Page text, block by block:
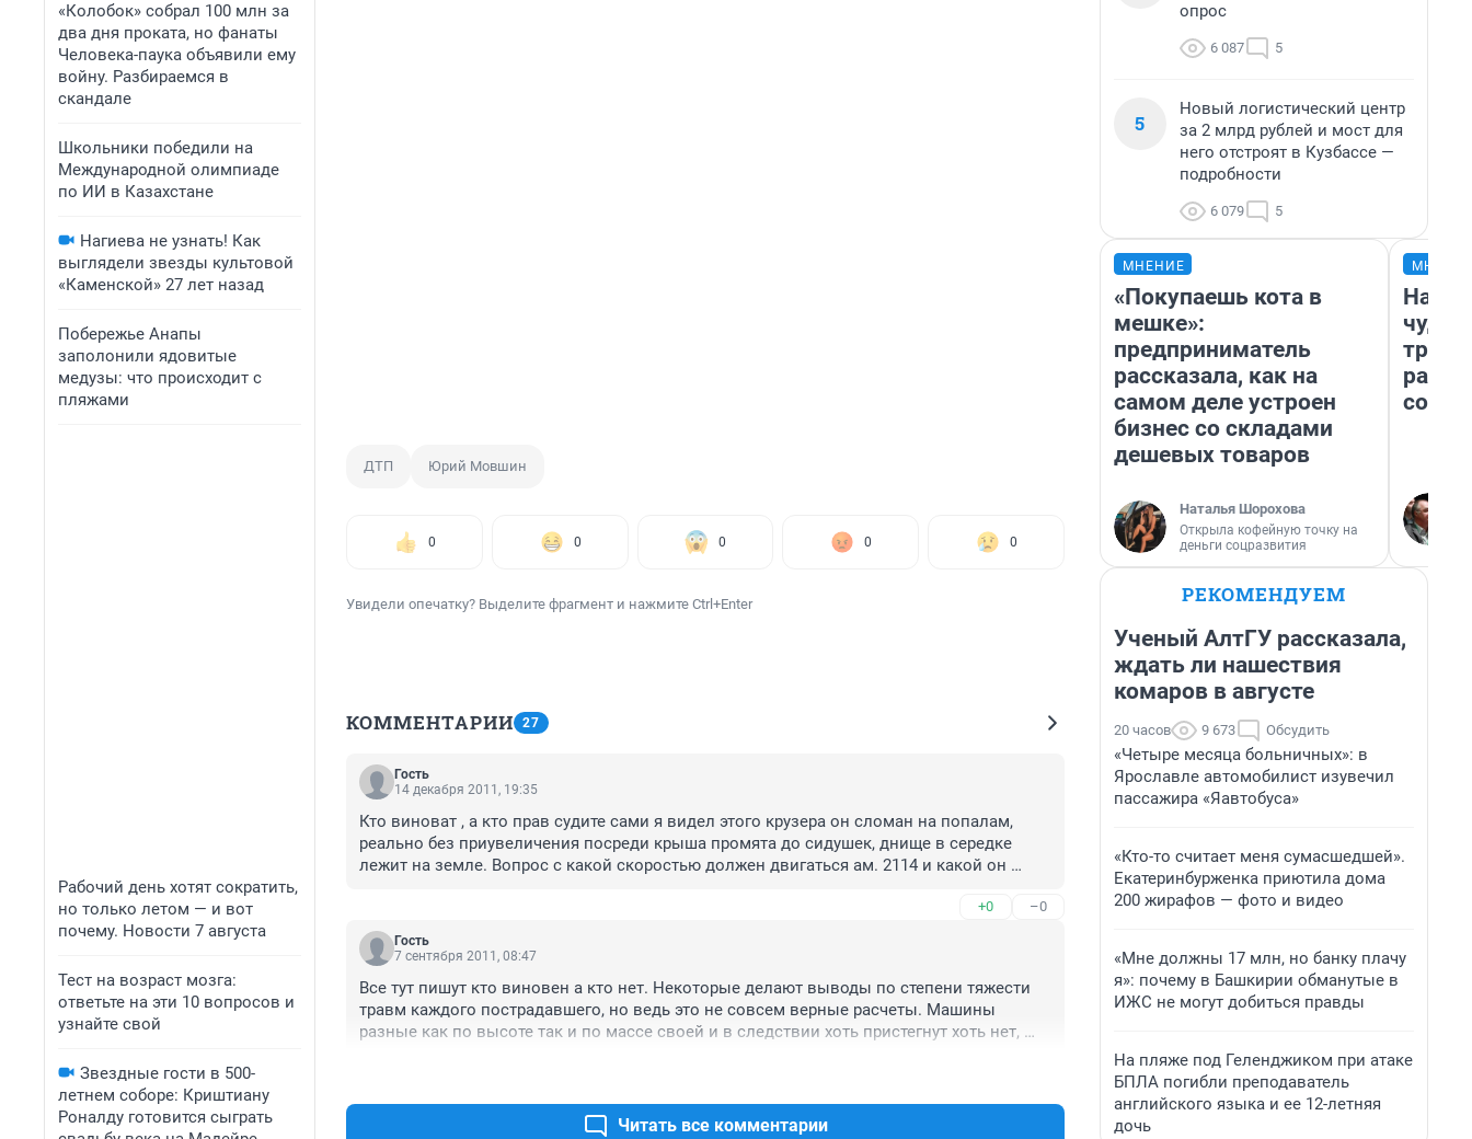
«Колобок» собрал 100 млн за
два дня проката, но фанаты
Человека-паука объявили ему
войну. Разбираемся в
скандале
Школьники победили на
Международной олимпиаде
по ИИ в Казахстане
Нагиева не узнать! Как
выглядели звезды культовой
«Каменской» 27 лет назад
Побережье Анапы
заполонили ядовитые
медузы: что происходит с
пляжами
Рабочий день хотят сократить,
но только летом — и вот
почему. Новости 7 августа
Тест на возраст мозга:
ответьте на эти 10 вопросов и
узнайте свой
Звездные гости в 500-
летнем соборе: Криштиану
Роналду готовится сыграть
ДТП Юрий Мовшин
0 0 0 0 0
Увидели опечатку? Выделите фрагмент и нажмите Ctrl+Enter
КОММЕНТАРИИ 27
Гость
14 декабря 2011, 19:35
Кто виноват , а кто прав судите сами я видел этого крузера он сломан на попалам,
реально без приувеличения посреди крыша промята до сидушек, днище в середке
лежит на земле. Вопрос с какой скоростью должен двигаться ам. 2114 и какой он
+0 –0
Гость
7 сентября 2011, 08:47
Все тут пишут кто виновен а кто нет. Некоторые делают выводы по степени тяжести
травм каждого пострадавшего, но ведь это не совсем верные расчеты. Машины
разные как по высоте так и по массе своей и в следствии хоть пристегнут хоть нет,
виноват Начльник, то в любом случае он виноват по той причине что превысил
Читать все комментарии
опрос
6 087 5
5
Новый логистический центр
за 2 млрд рублей и мост для
него отстроят в Кузбассе —
подробности
6 079 5
МНЕНИЕ
«Покупаешь кота в
мешке»:
предприниматель
рассказала, как на
самом деле устроен
бизнес со складами
дешевых товаров
Наталья Шорохова
Открыла кофейную точку на
деньги соцразвития
РЕКОМЕНДУЕМ
Ученый АлтГУ рассказала,
ждать ли нашествия
комаров в августе
20 часов 9 673 Обсудить
«Четыре месяца больничных»: в
Ярославле автомобилист изувечил
пассажира «Яавтобуса»
«Кто-то считает меня сумасшедшей».
Екатеринбурженка приютила дома
200 жирафов — фото и видео
«Мне должны 17 млн, но банку плачу
я»: почему в Башкирии обманутые в
ИЖС не могут добиться правды
На пляже под Геленджиком при атаке
БПЛА погибли преподаватель
английского языка и ее 12-летняя
дочь